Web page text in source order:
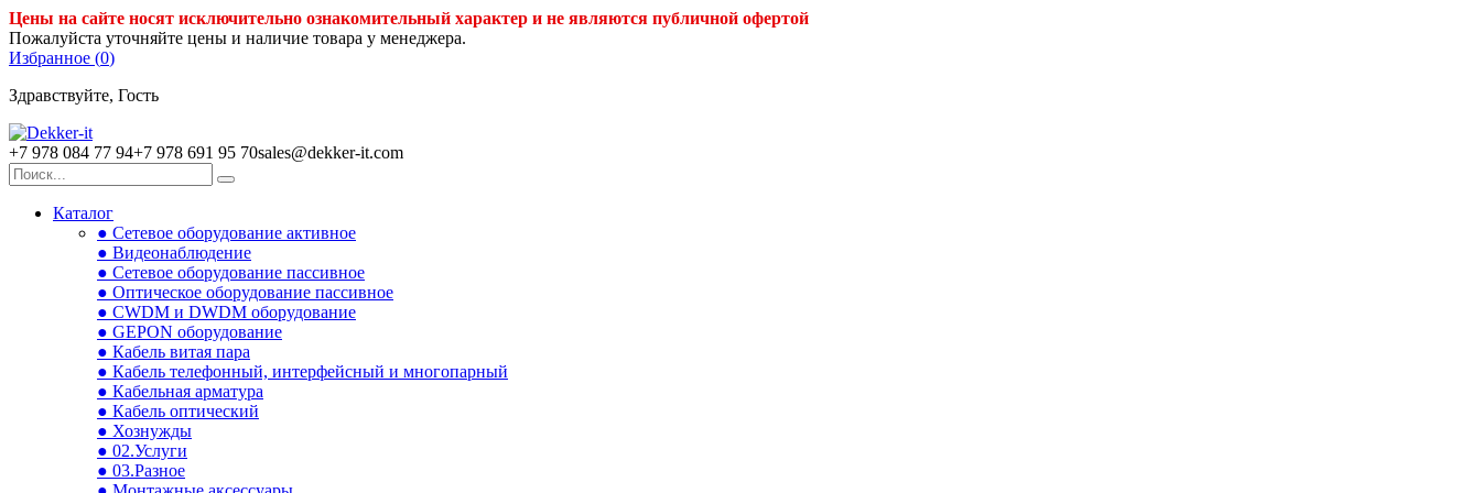
Цены на сайте носят исключительно ознакомительный характер и не являются публичной офертой
Пожалуйста уточняйте цены и наличие товара у менеджера.
Избранное (0)
Здравствуйте, Гость
+7 978 084 77 94+7 978 691 95 70sales@dekker-it.com
Каталог
● Сетевое оборудование активное
● Видеонаблюдение
● Сетевое оборудование пассивное
● Оптическое оборудование пассивное
● CWDM и DWDM оборудование
● GEPON оборудование
● Кабель витая пара
● Кабель телефонный, интерфейсный и многопарный
● Кабельная арматура
● Кабель оптический
● Хознужды
● 02.Услуги
● 03.Разное